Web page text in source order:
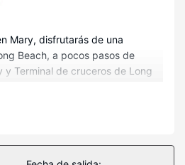
Mary, disfrutarás de una
Beach, a pocos pasos de
y Terminal de cruceros de Long
km de The Pike Outlets.
estancia en una de las 250
de pantalla plana. Las camas